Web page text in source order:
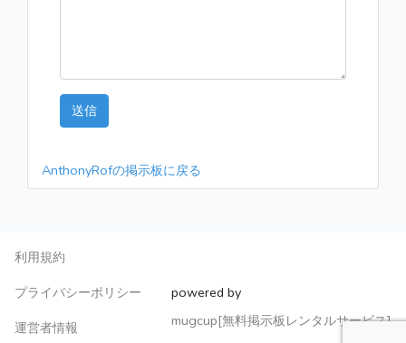
送信
AnthonyRofの掲示板に戻る
利用規約
プライバシーポリシー
運営者情報
powered by
mugcup[無料掲示板レンタルサービス]